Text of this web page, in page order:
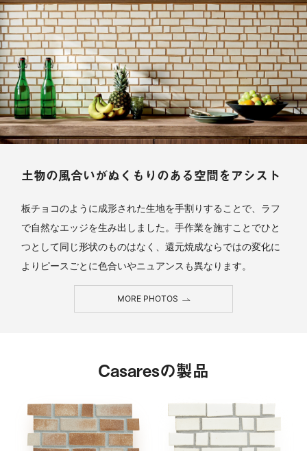
土物の風合いがぬくもりのある空間をアシスト
板チョコのように成形された生地を手割りすることで、ラフ
で自然なエッジを生み出しました。手作業を施すことでひと
つとして同じ形状のものはなく、還元焼成ならではの変化に
よりピースごとに色合いやニュアンスも異なります。
MORE PHOTOS
Casaresの製品